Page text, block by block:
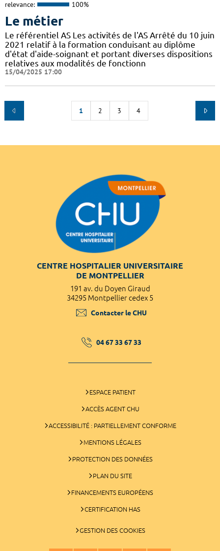
relevance: 100%
Le métier
Le référentiel AS Les activités de l'AS Arrêté du 10 juin
2021 relatif à la formation conduisant au diplôme
d'état d'aide-soignant et portant diverses dispositions
relatives aux modalités de fonctionn
15/04/2025 17:00
1 2 3 4
CENTRE HOSPITALIER UNIVERSITAIRE
DE MONTPELLIER
191 av. du Doyen Giraud
34295 Montpellier cedex 5
Contacter le CHU
04 67 33 67 33
ESPACE PATIENT
ACCÈS AGENT CHU
ACCESSIBILITÉ : PARTIELLEMENT CONFORME
MENTIONS LÉGALES
PROTECTION DES DONNÉES
PLAN DU SITE
FINANCEMENTS EUROPÉENS
CERTIFICATION HAS
GESTION DES COOKIES